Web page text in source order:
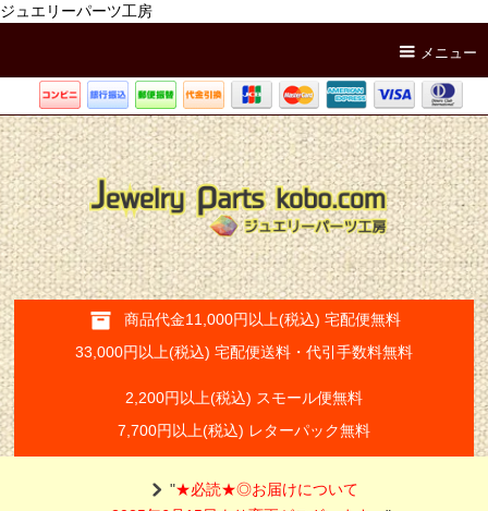
ジュエリーパーツ工房
メニュー
商品代金11,000円以上(税込) 宅配便無料
33,000円以上(税込) 宅配便送料・代引手数料無料
2,200円以上(税込) スモール便無料
7,700円以上(税込) レターパック無料
"★必読★◎お届けについて